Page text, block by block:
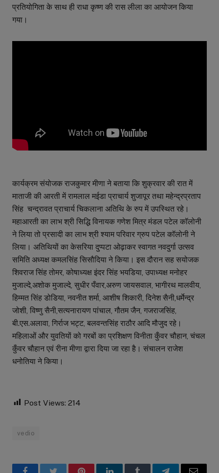
प्रतियोगिता के साथ ही राधा कृष्ण की रास लीला का आयोजन किया
गया।
कार्यक्रम संयोजक राजकुमार मीणा ने बताया कि शुक्रवार की रात में
माताजी की आरती में रामलाल मईडा प्राचार्य शुजापूर तथा महेन्द्रप्रताप
सिंह चन्द्रावत प्राचार्य चिकलाना अतिथि के रुप में उपस्थित रहे।
महाआरती का लाभ श्री सिद्धि विनायक गणेश मित्र मंडल पटेल कॉलोनी
ने लिया तो प्रसादी का लाभ श्री श्याम परिवार ग्रुप पटेल कॉलोनी ने
लिया। अतिथियों का केसरिया दुप्पटा ओढ़ाकर स्वागत नवदुर्गा उत्सव
समिति अध्यक्ष कमलसिंह सिसौदिया ने किया। इस दौरान सह सयोजक
शिवराज सिंह तोमर, कोषाध्यक्ष इंदर सिंह भयडिया, उपाध्यक्ष मनोहर
मुजाल्दे,अशोक मुजाल्दे, सुधीर पँवार,अरुण जायसवाल, भागीरथ मालवीय,
हिम्मत सिंह डोडिया, नवनीत शर्मा, आशीष शिकारी, दिनेश सैनी,धर्मेन्द्र
जोशी, विष्णु सैनी,सत्यनारायण पांचाल, गौतम जैन, गजराजसिंह,
बी.एस.अलावा, गिर्राज भट्ट, बलवन्तसिंह राठौर आदि मौजुद रहे।
महिलाओं और युवतियों को गरबों का प्रशिक्षण विनीता कुँवर चौहान, चंचल
कुँवर चौहान एवं रीना मीणा द्वारा दिया जा रहा है। संचालन राजेश
धनोतिया ने किया।
Post Views: 214
vedio